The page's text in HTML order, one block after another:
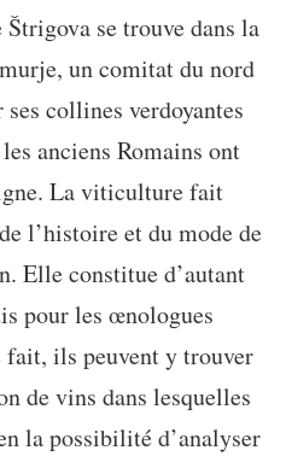
se trouve dans la
un comitat du nord
collines verdoyantes
anciens Romains ont
La viticulture fait
l’histoire et du mode de
Elle constitue d’autant
pour les œnologues
fait, ils peuvent y trouver
de vins dans lesquelles
la possibilité d’analyser